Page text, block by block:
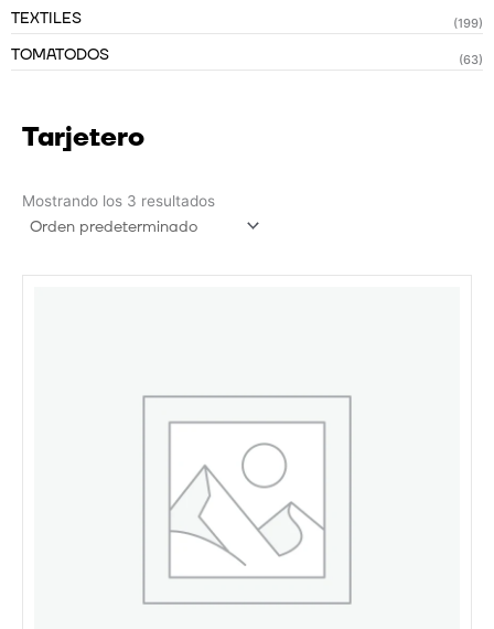
TEXTILES (199)
TOMATODOS (63)
Tarjetero
Mostrando los 3 resultados